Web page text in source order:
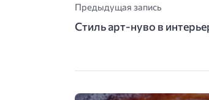
Предыдущая запись
Стиль арт-нуво в